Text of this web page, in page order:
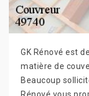
GK Rénové est
matière de
Beaucoup